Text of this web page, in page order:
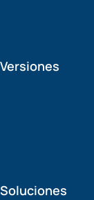
Versiones
Soluciones